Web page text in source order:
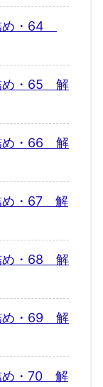
め・64
め・65 解
め・66 解
め・67 解
め・68 解
め・69 解
め・70 解